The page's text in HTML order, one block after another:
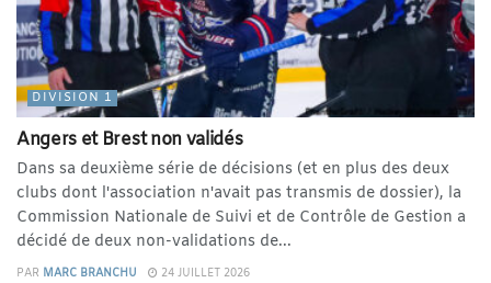
DIVISION 1
Angers et Brest non validés
Dans sa deuxième série de décisions (et en plus des deux
clubs dont l'association n'avait pas transmis de dossier), la
Commission Nationale de Suivi et de Contrôle de Gestion a
décidé de deux non-validations de...
PAR MARC BRANCHU 24 JUILLET 2026